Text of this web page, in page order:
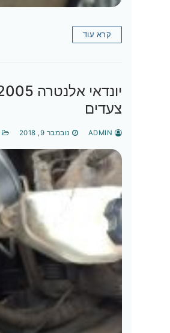
קרא עוד
צעדים
נובמבר 9, 2018